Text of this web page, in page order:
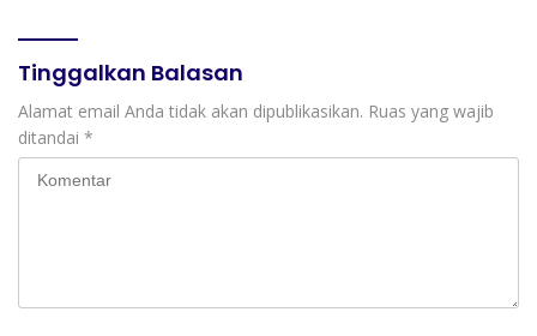
Tinggalkan Balasan
Alamat email Anda tidak akan dipublikasikan. Ruas yang wajib
ditandai *